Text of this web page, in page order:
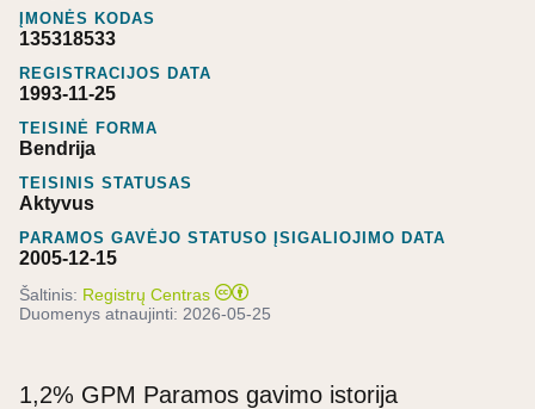
ĮMONĖS KODAS
135318533
REGISTRACIJOS DATA
1993-11-25
TEISINĖ FORMA
Bendrija
TEISINIS STATUSAS
Aktyvus
PARAMOS GAVĖJO STATUSO ĮSIGALIOJIMO DATA
2005-12-15
Šaltinis: Registrų Centras
Duomenys atnaujinti: 2026-05-25
1,2% GPM Paramos gavimo istorija